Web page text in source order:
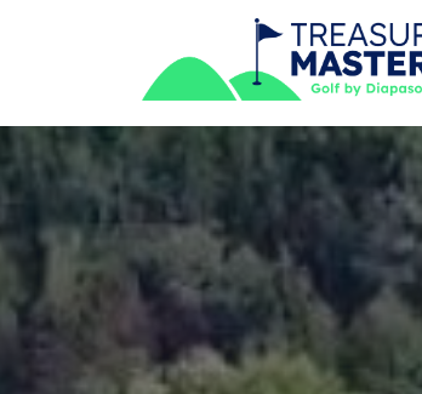
Treasury Masters by Diapason